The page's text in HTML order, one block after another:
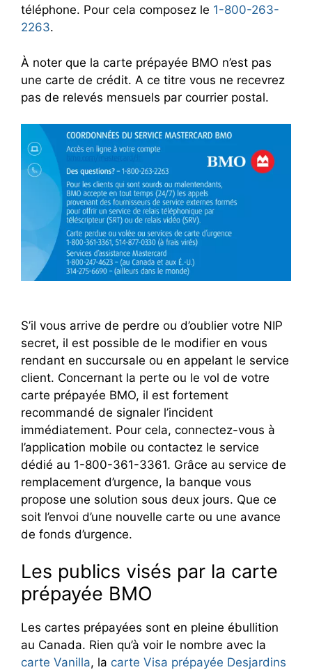
téléphone. Pour cela composez le 1-800-263-
2263.
À noter que la carte prépayée BMO n’est pas
une carte de crédit. A ce titre vous ne recevrez
pas de relevés mensuels par courrier postal.
S’il vous arrive de perdre ou d’oublier votre NIP
secret, il est possible de le modifier en vous
rendant en succursale ou en appelant le service
client. Concernant la perte ou le vol de votre
carte prépayée BMO, il est fortement
recommandé de signaler l’incident
immédiatement. Pour cela, connectez-vous à
l’application mobile ou contactez le service
dédié au 1-800-361-3361. Grâce au service de
remplacement d’urgence, la banque vous
propose une solution sous deux jours. Que ce
soit l’envoi d’une nouvelle carte ou une avance
de fonds d’urgence.
Les publics visés par la carte
prépayée BMO
Les cartes prépayées sont en pleine ébullition
au Canada. Rien qu’à voir le nombre avec la
carte Vanilla, la carte Visa prépayée Desjardins